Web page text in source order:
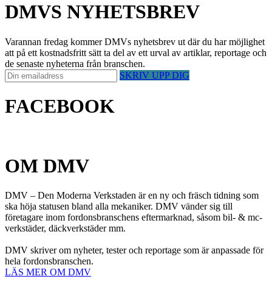
DMVS NYHETSBREV
Varannan fredag kommer DMVs nyhetsbrev ut där du har möjlighet
att på ett kostnadsfritt sätt ta del av ett urval av artiklar, reportage och
de senaste nyheterna från branschen.
SKRIV UPP DIG
FACEBOOK
OM DMV
DMV – Den Moderna Verkstaden är en ny och fräsch tidning som
ska höja statusen bland alla mekaniker. DMV vänder sig till
företagare inom fordonsbranschens eftermarknad, såsom bil- & mc-
verkstäder, däckverkstäder mm.
DMV skriver om nyheter, tester och reportage som är anpassade för
hela fordonsbranschen.
LÄS MER OM DMV